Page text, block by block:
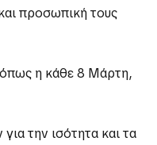
προσωπική τους
όπως η κάθε 8 Μάρτη,
την ισότητα και τα